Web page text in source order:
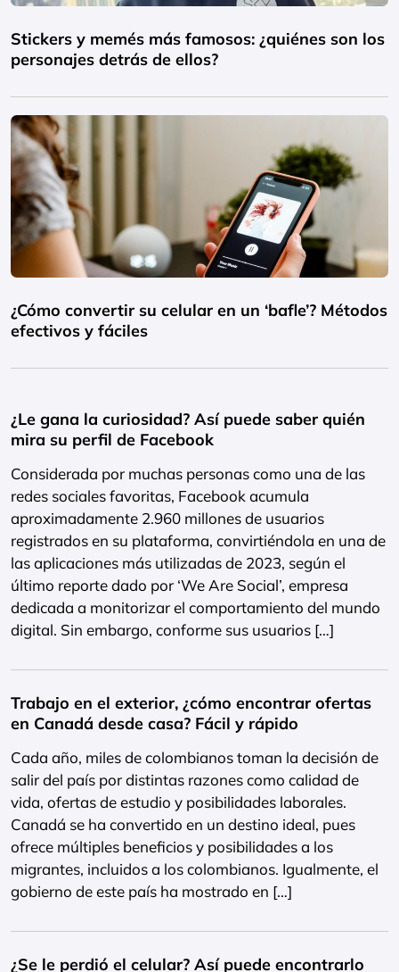
Stickers y memés más famosos: ¿quiénes son los
personajes detrás de ellos?
¿Cómo convertir su celular en un ‘bafle’? Métodos
efectivos y fáciles
¿Le gana la curiosidad? Así puede saber quién
mira su perfil de Facebook
Considerada por muchas personas como una de las
redes sociales favoritas, Facebook acumula
aproximadamente 2.960 millones de usuarios
registrados en su plataforma, convirtiéndola en una de
las aplicaciones más utilizadas de 2023, según el
último reporte dado por ‘We Are Social’, empresa
dedicada a monitorizar el comportamiento del mundo
digital. Sin embargo, conforme sus usuarios […]
Trabajo en el exterior, ¿cómo encontrar ofertas
en Canadá desde casa? Fácil y rápido
Cada año, miles de colombianos toman la decisión de
salir del país por distintas razones como calidad de
vida, ofertas de estudio y posibilidades laborales.
Canadá se ha convertido en un destino ideal, pues
ofrece múltiples beneficios y posibilidades a los
migrantes, incluidos a los colombianos. Igualmente, el
gobierno de este país ha mostrado en […]
¿Se le perdió el celular? Así puede encontrarlo